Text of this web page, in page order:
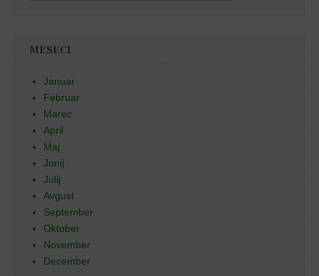
MESECI
Januar
Februar
Marec
April
Maj
Junij
Julij
Avgust
September
Oktober
November
December